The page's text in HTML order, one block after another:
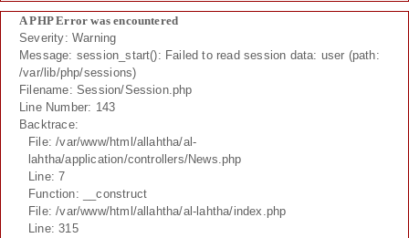
A PHP Error was encountered
Severity: Warning
Message: session_start(): Failed to read session data: user (path:
/var/lib/php/sessions)
Filename: Session/Session.php
Line Number: 143
Backtrace:
File: /var/www/html/allahtha/al-
lahtha/application/controllers/News.php
Line: 7
Function: __construct
File: /var/www/html/allahtha/al-lahtha/index.php
Line: 315